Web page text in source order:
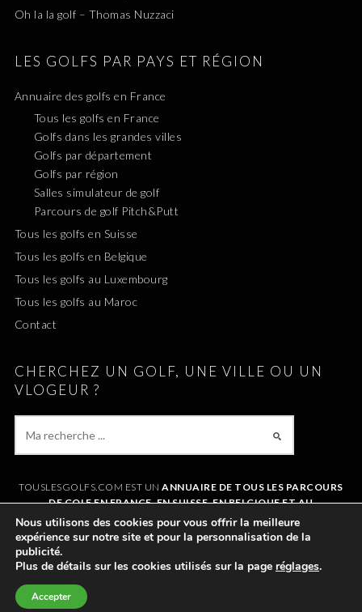
Oh la la golf – Thomas Nuzzaci
LES GOLFS PAR PAYS ET RÉGION
Annuaire des golfs en France
Tous les golfs en France
Golfs dans les grandes villes
Golfs par département
Golfs par région
Salles simulateur de golf
Parcours de golf Pitch&Putt
Tous les golfs en Suisse
Tous les golfs en Belgique
Tous les golfs au Luxembourg
Tous les golfs au Maroc
Contact
CHERCHEZ UN GOLF, UNE VILLE OU UN
VLOGEUR ?
TOUSLESGOLFS.COM EST UNANNUAIRE DE TOUS LES PARCOURS
DE GOLF EN FRANCE, EN SUISSE, EN BELGIQUE ET AU
LUXEMBOURG. IL VOUS PERMET DE TROUVER UN GOLF AUTOUR DE
CHEZVOUS OU LORS DE VOS VACANCES. LE SITE RÉFÉRENCE
ÉGALEMENT
POPULAIRES
©2011-2026 TOUSLESGOLFS.COM |
Nous utilisons des cookies pour vous offrir la meilleure
expérience sur notre site et pour la personnalisation de la
publicité.
Plus de détails sur les cookies utilisés sur la page réglages.
Accepter